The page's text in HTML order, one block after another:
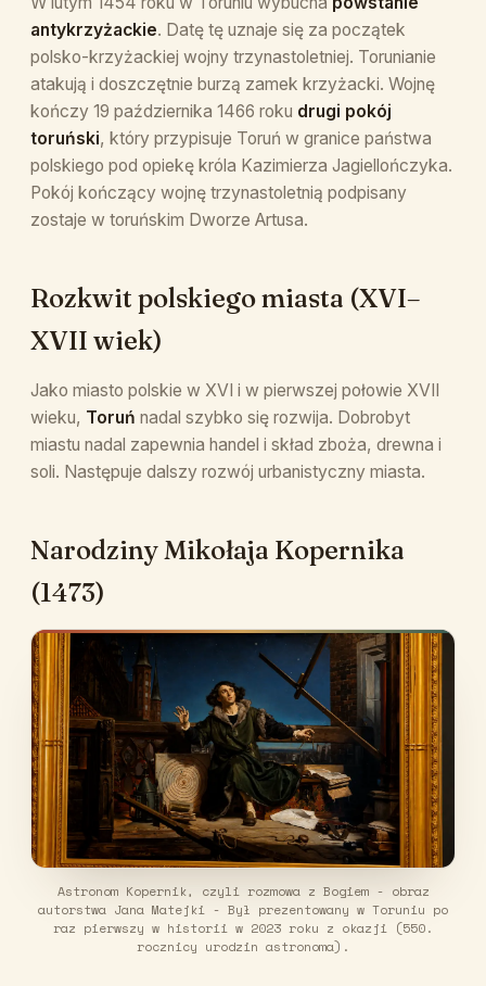
antykrzyżackie. Datę tę uznaje się za początek
polsko-krzyżackiej wojny trzynastoletniej. Torunianie
atakują i doszczętnie burzą zamek krzyżacki. Wojnę
kończy 19 października 1466 roku drugi pokój
toruński, który przypisuje Toruń w granice państwa
polskiego pod opiekę króla Kazimierza Jagiellończyka.
Pokój kończący wojnę trzynastoletnią podpisany
zostaje w toruńskim Dworze Artusa.
Rozkwit polskiego miasta (XVI–
XVII wiek)
Jako miasto polskie w XVI i w pierwszej połowie XVII
wieku, Toruń nadal szybko się rozwija. Dobrobyt
miastu nadal zapewnia handel i skład zboża, drewna i
soli. Następuje dalszy rozwój urbanistyczny miasta.
Narodziny Mikołaja Kopernika
(1473)
Astronom Kopernik, czyli rozmowa z Bogiem - obraz
autorstwa Jana Matejki - Był prezentowany w Toruniu po
raz pierwszy w historii w 2023 roku z okazji (550.
rocznicy urodzin astronoma).